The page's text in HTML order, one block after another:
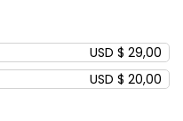
USD $ 29,00
USD $ 20,00